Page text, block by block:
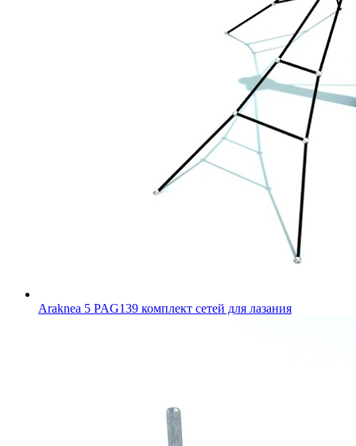
Araknea 5 PAG139 комплект сетей для лазания